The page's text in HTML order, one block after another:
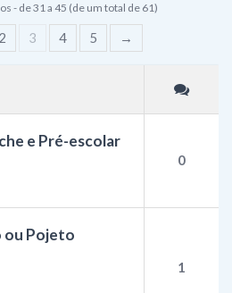
- de 31 a 45 (de um total de 61)
2 3 4 5 →
e Pré-escolar
0
ou Pojeto
1